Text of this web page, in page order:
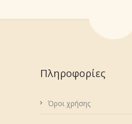
Πληροφορίες
Όροι χρήσης